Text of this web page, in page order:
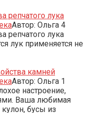
репчатого лука
Автор: Ольга 4
репчатого лука
лук применяется не
камней
Автор: Ольга 1
настроение,
Ваша любимая
бусы из